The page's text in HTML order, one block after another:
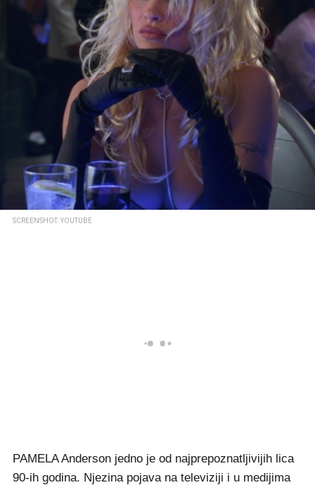
SCREENSHOT: YOUTUBE
PAMELA Anderson jedno je od najprepoznatljivijih lica
90-ih godina. Njezina pojava na televiziji i u medijima